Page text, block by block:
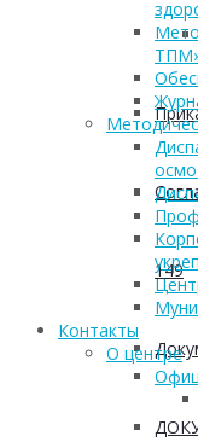
149
Контакты
О центре